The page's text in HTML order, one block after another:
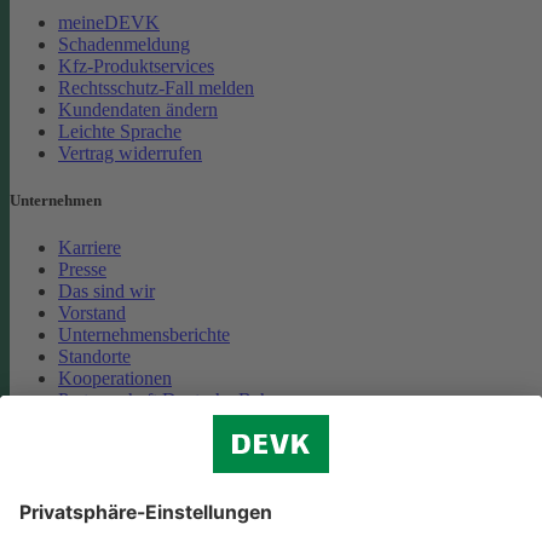
meineDEVK
Schadenmeldung
Kfz-Produktservices
Rechtsschutz-Fall melden
Kundendaten ändern
Leichte Sprache
Vertrag widerrufen
Unternehmen
Karriere
Presse
Das sind wir
Vorstand
Unternehmensberichte
Standorte
Kooperationen
Partnerschaft Deutsche Bahn